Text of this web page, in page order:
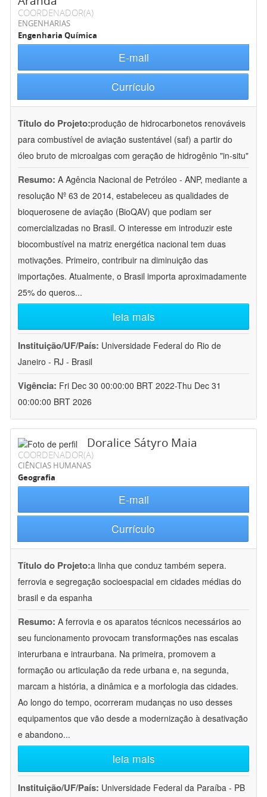
COORDENADOR(A)
ENGENHARIAS
Engenharia Química
E-mail
Currículo
Título do Projeto:produção de hidrocarbonetos renováveis
para combustível de aviação sustentável (saf) a partir do
óleo bruto de microalgas com geração de hidrogênio "in-situ"
Resumo: A Agência Nacional de Petróleo - ANP, mediante a
resolução Nº 63 de 2014, estabeleceu as qualidades de
bioquerosene de aviação (BioQAV) que podiam ser
comercializadas no Brasil. O interesse em introduzir este
biocombustível na matriz energética nacional tem duas
motivações. Primeiro, contribuir na diminuição das
importações. Atualmente, o Brasil importa aproximadamente
25% do queros...
leia mais
Instituição/UF/País: Universidade Federal do Rio de
Janeiro - RJ - Brasil
Vigência: Fri Dec 30 00:00:00 BRT 2022-Thu Dec 31
00:00:00 BRT 2026
Doralice Sátyro Maia
COORDENADOR(A)
CIÊNCIAS HUMANAS
Geografia
E-mail
Currículo
Título do Projeto:a linha que conduz também sepera.
ferrovia e segregação socioespacial em cidades médias do
brasil e da espanha
Resumo: A ferrovia e os aparatos técnicos necessários ao
seu funcionamento provocam transformações nas escalas
interurbana e intraurbana. Na primeira, promovem a
formação ou articulação da rede urbana e, na segunda,
marcam a história, a dinâmica e a morfologia das cidades.
Ao longo do tempo, ocorreram mudanças no uso desses
equipamentos que vão desde a modernização à desativação
e abandono...
leia mais
Instituição/UF/País: Universidade Federal da Paraíba - PB